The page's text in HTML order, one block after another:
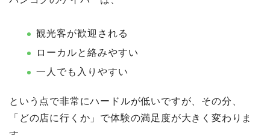
観光客が歓迎される
ローカルと絡みやすい
一人でも入りやすい
という点で非常にハードルが低いですが、その分、
「どの店に行くか」で体験の満足度が大きく変わりま